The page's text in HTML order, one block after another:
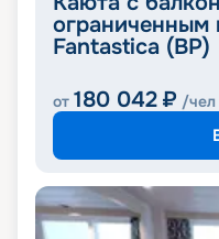
ограниченным
Fantastica (BP)
от 180 042 ₽ /чел